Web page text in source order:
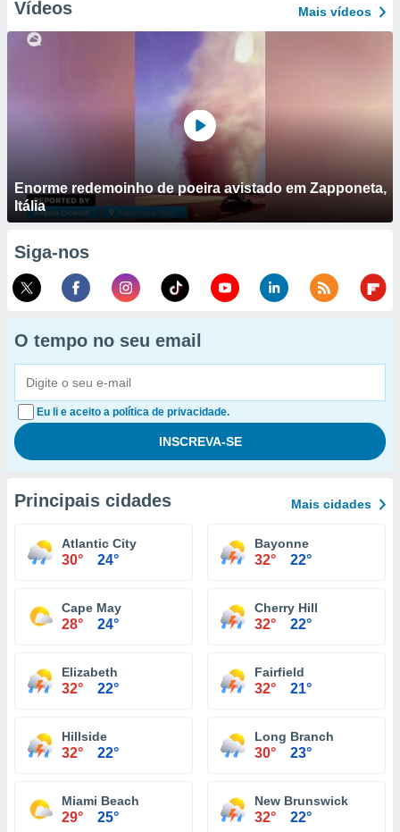
Vídeos Mais vídeos
Enorme redemoinho de poeira avistado em Zapponeta,
Itália
Siga-nos
O tempo no seu email
Eu li e aceito a política de privacidade.
Principais cidades Mais cidades
Atlantic City
30° 24°
Bayonne
32° 22°
Cape May
28° 24°
Cherry Hill
32° 22°
Elizabeth
32° 22°
Fairfield
32° 21°
Hillside
32° 22°
Long Branch
30° 23°
Miami Beach
29° 25°
New Brunswick
32° 22°